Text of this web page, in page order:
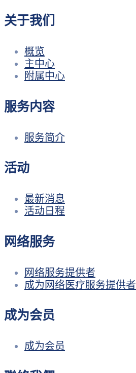
关于我们
概览
主中心
附属中心
服务内容
服务简介
活动
最新消息
活动日程
网络服务
网络服务提供者
成为网络医疗服务提供者
成为会员
成为会员